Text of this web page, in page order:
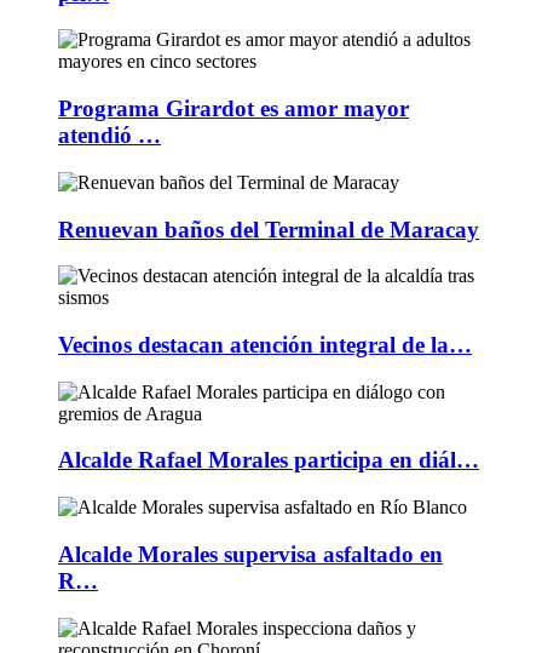
Programa Girardot es amor mayor
atendió …
Renuevan baños del Terminal de Maracay
Vecinos destacan atención integral de la…
Alcalde Rafael Morales participa en diál…
Alcalde Morales supervisa asfaltado en
R…